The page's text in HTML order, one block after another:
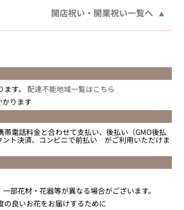
開店祝い・開業祝い一覧へ
す。 配達不能地域一覧はこちら
かります
帯電話料金と合わせて支払い、後払い（GMO後払
ント決済、コンビニで前払い がご利用いただけま
部花材・花器等が異なる場合がございます。
の良いお花をお届けするために